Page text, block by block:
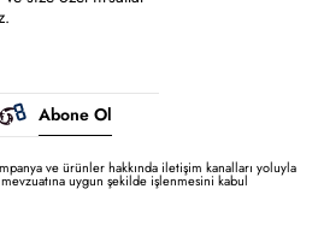
Abone Ol
ve ürünler hakkında iletişim kanalları yoluyla
mevzuatına uygun şekilde işlenmesini kabul